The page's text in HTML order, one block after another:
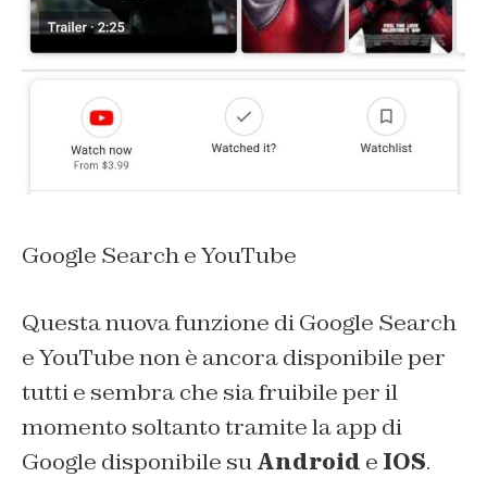
Google Search e YouTube
Questa nuova funzione di Google Search
e YouTube non è ancora disponibile per
tutti e sembra che sia fruibile per il
momento soltanto tramite la app di
Google disponibile suAndroid e IOS.